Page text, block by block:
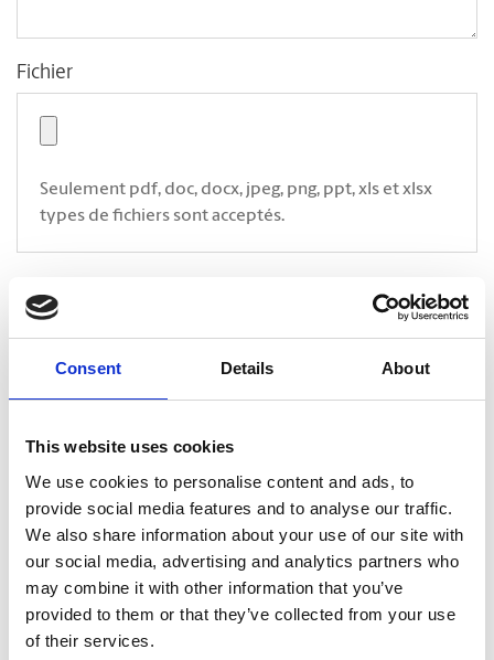
Consent Details About
This website uses cookies
We use cookies to personalise content and ads, to
provide social media features and to analyse our traffic.
We also share information about your use of our site with
our social media, advertising and analytics partners who
may combine it with other information that you’ve
provided to them or that they’ve collected from your use
of their services.
Fichier
Seulement pdf, doc, docx, jpeg, png, ppt, xls et xlsx
types de fichiers sont acceptés.
CAPTCHA